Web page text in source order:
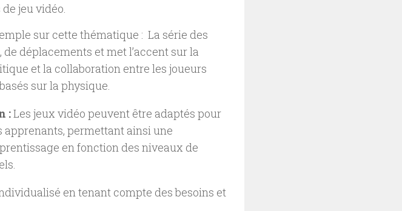
jeu vidéo.
sur cette thématique : La série des
déplacements et met l’accent sur la
et la collaboration entre les joueurs
sur la physique.
:Les jeux vidéo peuvent être adaptés pour
permettant ainsi une
en fonction des niveaux de
en tenant compte des besoins et